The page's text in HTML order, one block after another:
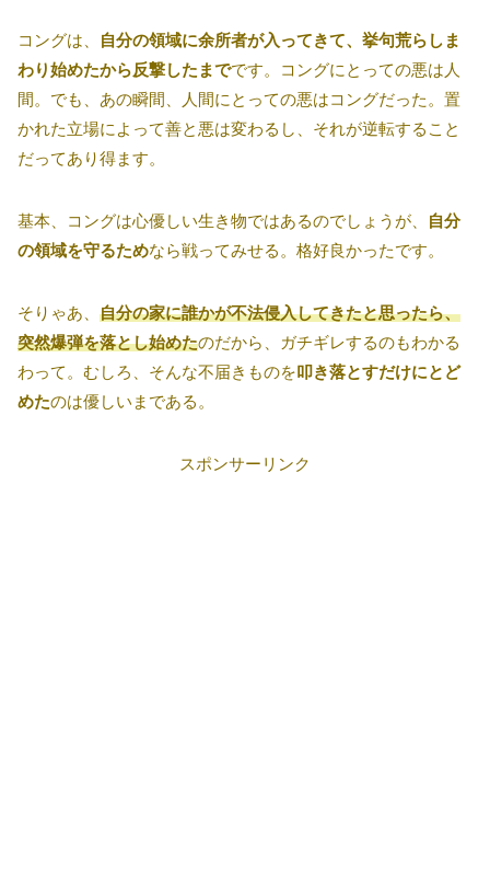
コングは、
自分の領域に余所者が入ってきて、挙句荒らしま
わり始めたから反撃したまでです。コングにとっての悪は人
間。でも、あの瞬間、人間にとっての悪はコングだった。置
かれた立場によって善と悪は変わるし、それが逆転すること
だってあり得ます。
基本、コングは心優しい生き物ではあるのでしょうが、
自分
の領域を守るためなら戦ってみせる。格好良かったです。
そりゃあ、 自分の家に誰かが不法侵入してきたと思ったら、
突然爆弾を落とし始めたのだから、ガチギレするのもわかる
わって。むしろ、そんな不届きものを叩き落とすだけにとど
めたのは優しいまである。
スポンサーリンク